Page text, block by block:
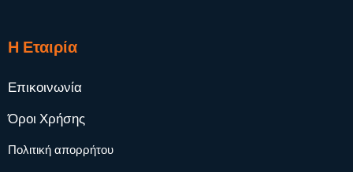
Η Εταιρία
Επικοινωνία
Όροι Χρήσης
Πολιτική απορρήτου